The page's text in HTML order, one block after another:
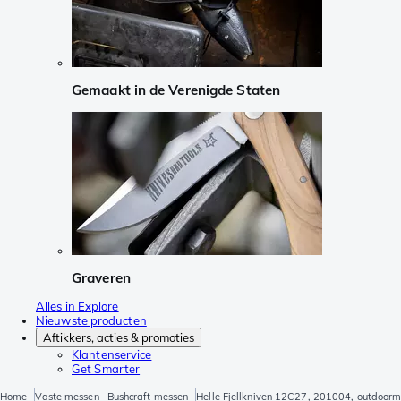
Gemaakt in de Verenigde Staten
Graveren
Alles in Explore
Nieuwste producten
Aftikkers, acties & promoties
Klantenservice
Get Smarter
Home Vaste messen Bushcraft messen Helle Fjellkniven 12C27, 201004,